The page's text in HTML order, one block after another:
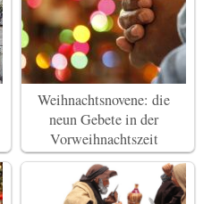
Weihnachtsnovene: die
neun Gebete in der
Vorweihnachtszeit